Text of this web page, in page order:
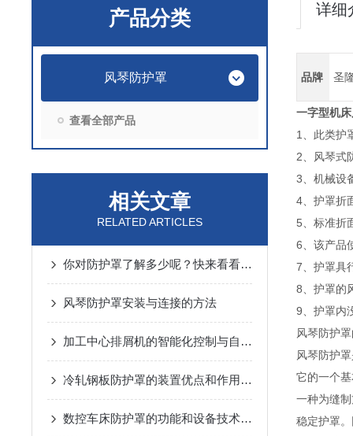
产品分类
风琴防护罩
查看全部产品
相关文章
RELATED ARTICLES
你对防护罩了解多少呢？快来看看吧！
风琴防护罩安装与连接的方法
加工中心排屑机的智能化控制与自动化优势
冷轧钢板防护罩的装置优点和作用说明
数控车床防护罩的功能和设备技术要求是什么
详细
品牌 圣
一字型机
1、此类护
2、风琴式
3、机械设
4、护罩折
5、标准折
6、该产品
7、护罩具
8、护罩的
9、护罩内
风琴防护
风琴防护
它的一个
一种为缝
稳定护罩